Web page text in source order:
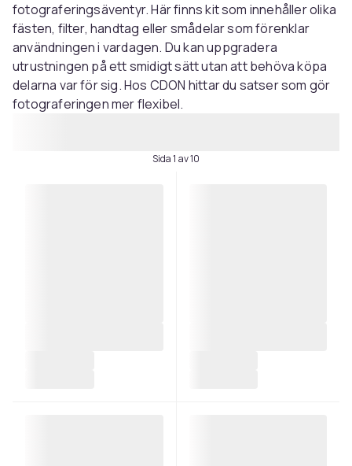
fotograferingsäventyr. Här finns kit som innehåller olika
fästen, filter, handtag eller smådelar som förenklar
användningen i vardagen. Du kan uppgradera
utrustningen på ett smidigt sätt utan att behöva köpa
delarna var för sig. Hos CDON hittar du satser som gör
fotograferingen mer flexibel.
Sida 1 av 10